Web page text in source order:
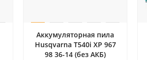
Аккумуляторная пила
Husqvarna T540i XP 967
98 36-14 (без АКБ)